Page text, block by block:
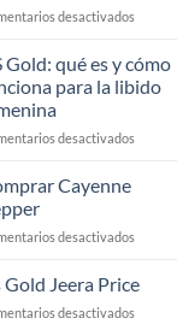
desactivadosen
el
elixir
para
libido
Gold: qué es y cómo
para la libido
desactivadosen
y
funciona
la
Cayenne
desactivadosen
Pepper
Gold Jeera Price
desactivadosen